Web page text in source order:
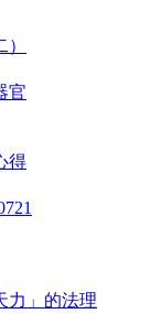
官
得
力」的法理